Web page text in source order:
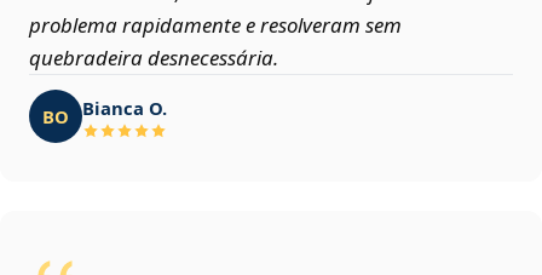
problema rapidamente e resolveram sem
quebradeira desnecessária.
BO Bianca O.